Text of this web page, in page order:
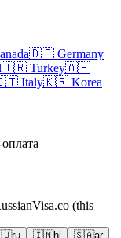
🇩🇪 Germany
🇹🇷 Turkey🇦🇪
Italy🇰🇷 Korea
(this
ru 🇮🇳hi 🇸🇦ar